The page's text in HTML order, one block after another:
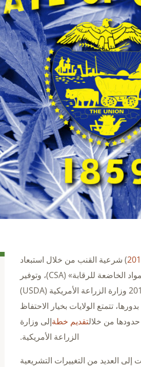
) شرعية القنب من خلال استبعاد
هذه المحصول ومشتقاته من تعريف الماريجوانا بموجب «قانون المواد الخاضعة للرقابة» (CSA)، وتوفير
إطار عمل مفصل لزراعة القنب. ويمنح قانون الزراعة لعام 2018 وزارة الزراعة الأمريكية (USDA)
تتمتع الولايات بخيار الاحتفاظ
من خلالتقديم خطةإلى وزارة
الزراعة الأمريكية.
إلى العديد من التغييرات التشريعية